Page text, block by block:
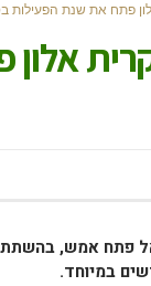
פתח את שנת
פתח אמש,
במיוחד.